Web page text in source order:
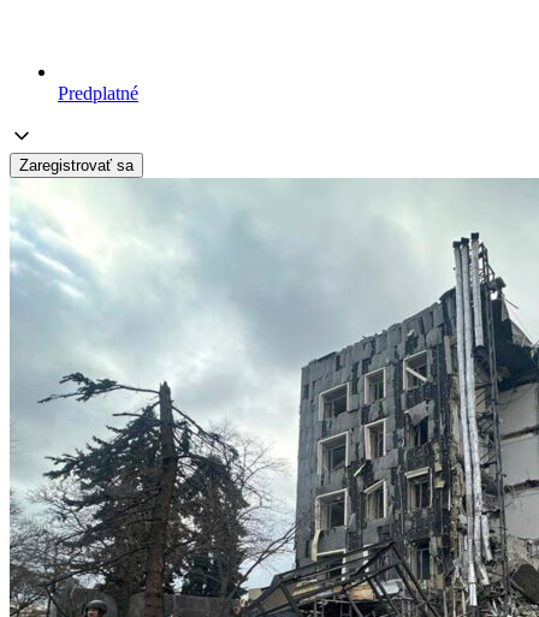
Predplatné
Zaregistrovať sa